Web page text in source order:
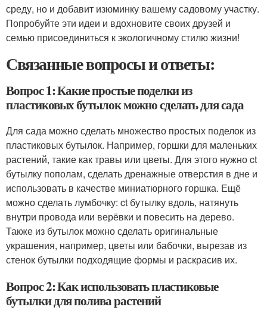
среду, но и добавит изюминку вашему садовому участку.
Попробуйте эти идеи и вдохновите своих друзей и
семью присоединиться к экологичному стилю жизни!
Связанные вопросы и ответы:
Вопрос 1: Какие простые поделки из
пластиковых бутылок можно сделать для сада
Для сада можно сделать множество простых поделок из
пластиковых бутылок. Например, горшки для маленьких
растений, такие как травы или цветы. Для этого нужно ct
бутылку пополам, сделать дренажные отверстия в дне и
использовать в качестве миниатюрного горшка. Ещё
можно сделать лумбочку: ct бутылку вдоль, натянуть
внутри провода или верёвки и повесить на дерево.
Также из бутылок можно сделать оригинальные
украшения, например, цветы или бабочки, вырезав из
стенок бутылки подходящие формы и раскрасив их.
Вопрос 2: Как использовать пластиковые
бутылки для полива растений